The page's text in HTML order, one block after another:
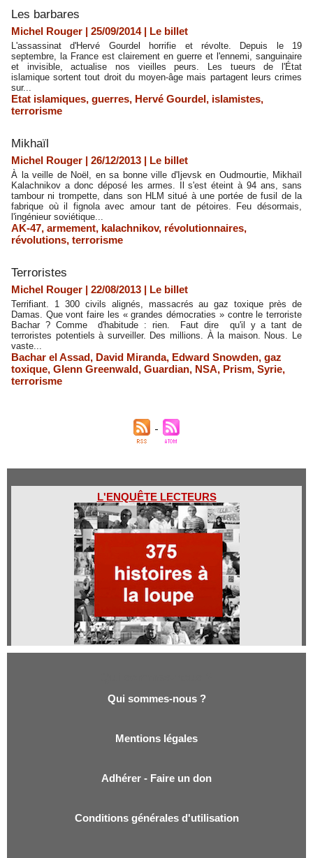
Les barbares
Michel Rouger | 25/09/2014| Le billet
L'assassinat d'Hervé Gourdel horrifie et révolte. Depuis le 19
septembre, la France est clairement en guerre et l'ennemi, sanguinaire
et invisible, actualise nos vieilles peurs. Les tueurs de l'État
islamique sortent tout droit du moyen-âge mais partagent leurs crimes
sur...
Etat islamiques, guerres, Hervé Gourdel, islamistes,
terrorisme
Mikhaïl
Michel Rouger | 26/12/2013 | Le billet
À la veille de Noël, en sa bonne ville d'Ijevsk en Oudmourtie, Mikhaïl
Kalachnikov a donc déposé les armes. Il s'est éteint à 94 ans, sans
tambour ni trompette, dans son HLM situé à une portée de fusil de la
fabrique où il fignola avec amour tant de pétoires. Feu désormais,
l'ingénieur soviétique...
AK-47, armement, kalachnikov, révolutionnaires,
révolutions, terrorisme
Terroristes
Michel Rouger | 22/08/2013 | Le billet
Terrifiant. 1 300 civils alignés, massacrés au gaz toxique près de
Damas. Que vont faire les « grandes démocraties » contre le terroriste
Bachar ? Comme d'habitude : rien. Faut dire qu'il y a tant de
terroristes potentiels à surveiller. Des millions. À la maison. Nous. Le
vaste...
Bachar el Assad, David Miranda, Edward Snowden, gaz
toxique, Glenn Greenwald, Guardian, NSA, Prism, Syrie,
terrorisme
L'ENQUÊTE LECTEURS
Qui sommes-nous ?
Mentions légales
Adhérer - Faire un don
Conditions générales d'utilisation